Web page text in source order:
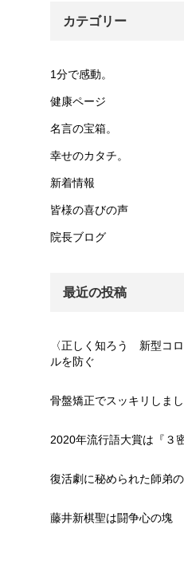
カテゴリー
1分で感動。
健康ページ
名言の宝箱。
幸せのカタチ。
新着情報
皆様の喜びの声
院長ブログ
最近の投稿
〈正しく知ろう 新型コ
ルを防ぐ
骨盤矯正でスッキリしまし
2020年流行語大賞は『３
復活劇に秘められた師弟
藤井新棋聖は闘争心の塊